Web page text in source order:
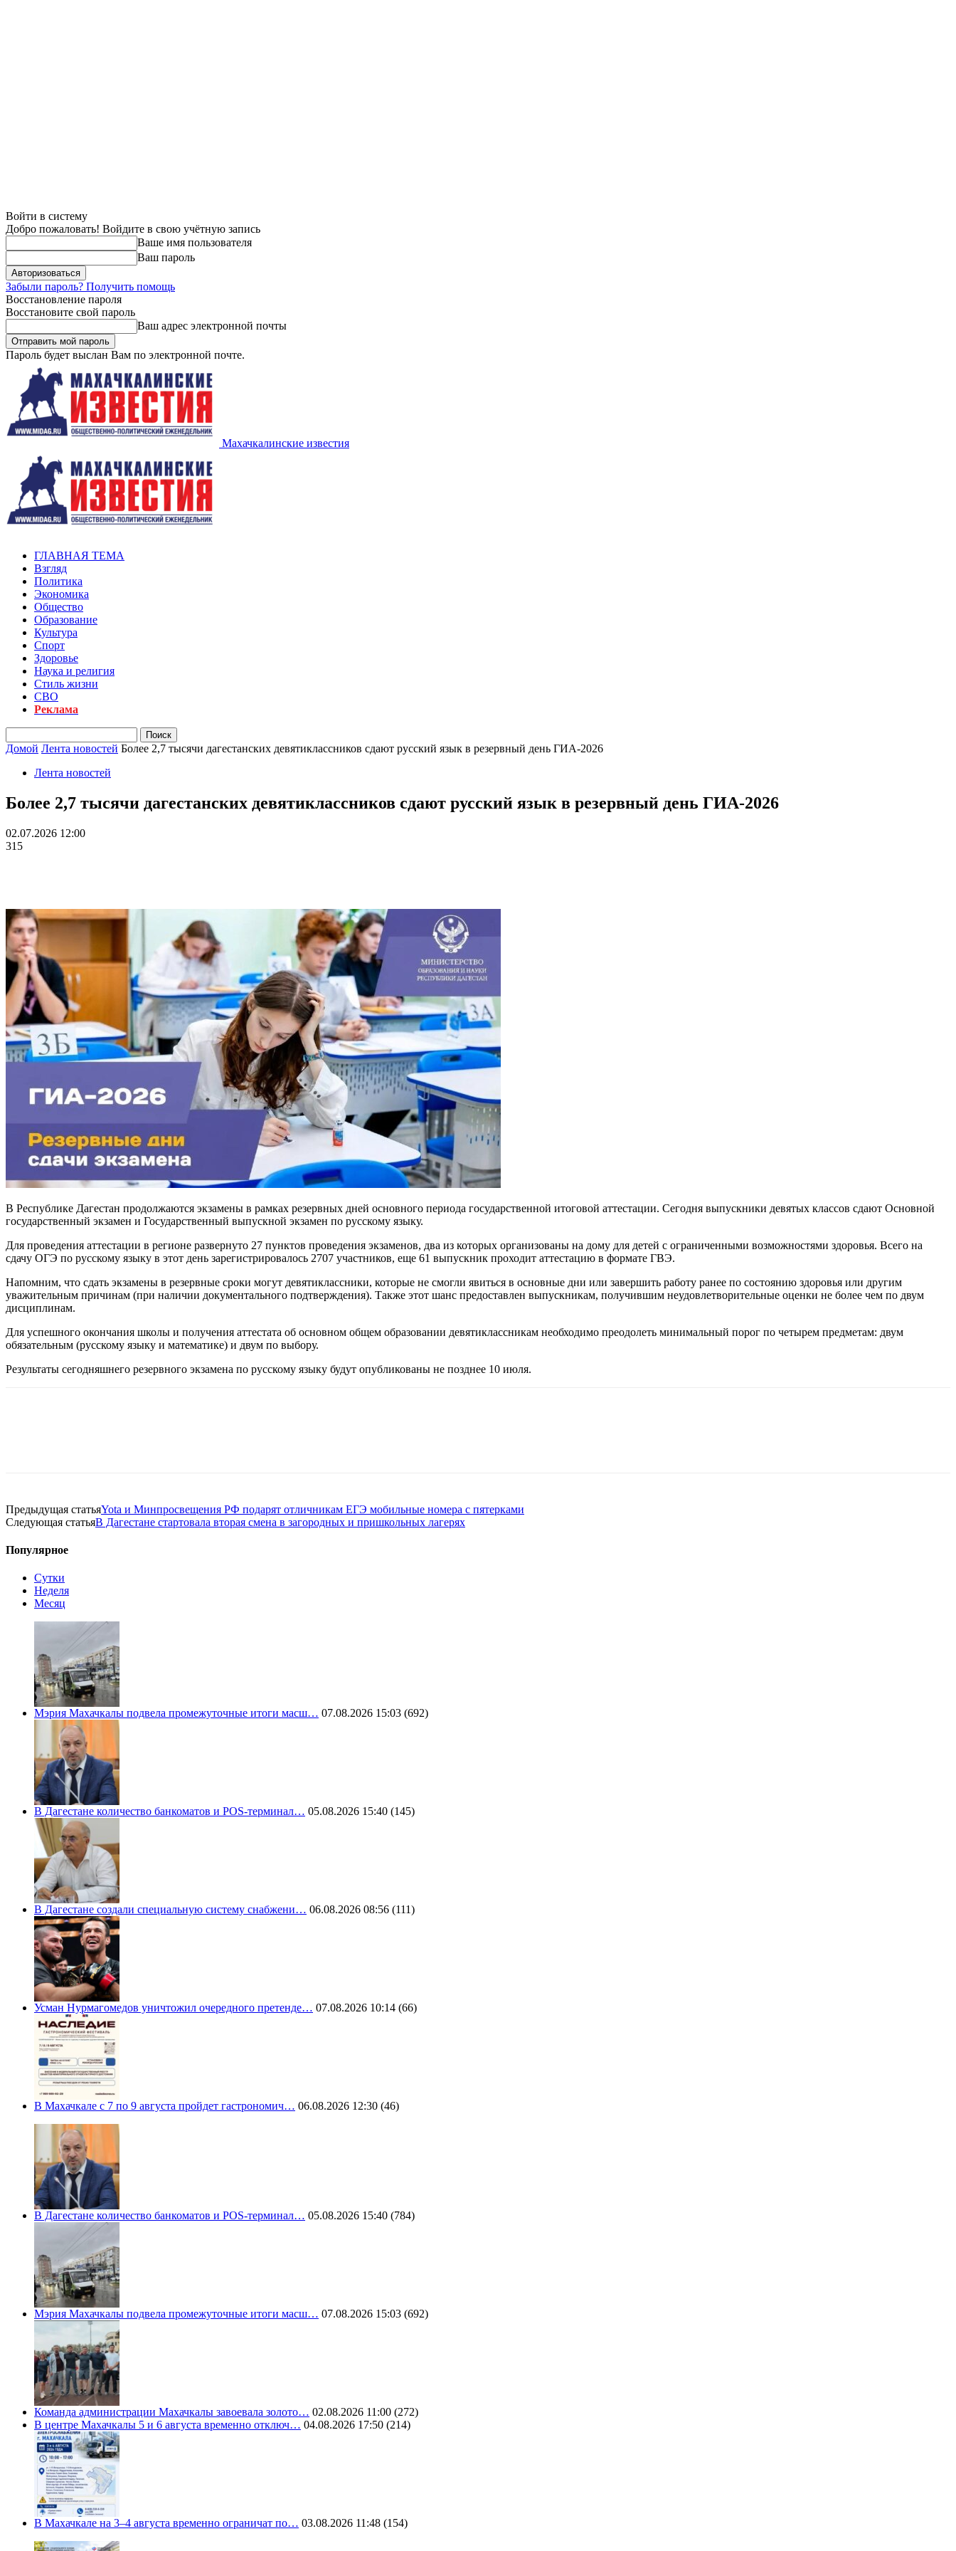
Войти в систему
Добро пожаловать! Войдите в свою учётную запись
Ваше имя пользователя
Ваш пароль
Забыли пароль? Получить помощь
Восстановление пароля
Восстановите свой пароль
Ваш адрес электронной почты
Пароль будет выслан Вам по электронной почте.
Махачкалинские известия
ГЛАВНАЯ ТЕМА
Взгляд
Политика
Экономика
Общество
Образование
Культура
Спорт
Здоровье
Наука и религия
Стиль жизни
СВО
Реклама
Домой Лента новостей Более 2,7 тысячи дагестанских девятиклассников сдают русский язык в резервный день ГИА-2026
Лента новостей
Более 2,7 тысячи дагестанских девятиклассников сдают русский язык в резервный день ГИА-2026
02.07.2026 12:00
315
В Республике Дагестан продолжаются экзамены в рамках резервных дней основного периода государственной итоговой аттестации. Сегодня выпускники девятых классов сдают Основной
государственный экзамен и Государственный выпускной экзамен по русскому языку.
Для проведения аттестации в регионе развернуто 27 пунктов проведения экзаменов, два из которых организованы на дому для детей с ограниченными возможностями здоровья. Всего на
сдачу ОГЭ по русскому языку в этот день зарегистрировалось 2707 участников, еще 61 выпускник проходит аттестацию в формате ГВЭ.
Напомним, что сдать экзамены в резервные сроки могут девятиклассники, которые не смогли явиться в основные дни или завершить работу ранее по состоянию здоровья или другим
уважительным причинам (при наличии документального подтверждения). Также этот шанс предоставлен выпускникам, получившим неудовлетворительные оценки не более чем по двум
дисциплинам.
Для успешного окончания школы и получения аттестата об основном общем образовании девятиклассникам необходимо преодолеть минимальный порог по четырем предметам: двум
обязательным (русскому языку и математике) и двум по выбору.
Результаты сегодняшнего резервного экзамена по русскому языку будут опубликованы не позднее 10 июля.
Предыдущая статьяYota и Минпросвещения РФ подарят отличникам ЕГЭ мобильные номера с пятерками
Следующая статьяВ Дагестане стартовала вторая смена в загородных и пришкольных лагерях
Популярное
Сутки
Неделя
Месяц
Мэрия Махачкалы подвела промежуточные итоги масш… 07.08.2026 15:03 (692)
В Дагестане количество банкоматов и POS-терминал… 05.08.2026 15:40 (145)
В Дагестане создали специальную систему снабжени… 06.08.2026 08:56 (111)
Усман Нурмагомедов уничтожил очередного претенде… 07.08.2026 10:14 (66)
В Махачкале с 7 по 9 августа пройдет гастрономич… 06.08.2026 12:30 (46)
В Дагестане количество банкоматов и POS-терминал… 05.08.2026 15:40 (784)
Мэрия Махачкалы подвела промежуточные итоги масш… 07.08.2026 15:03 (692)
Команда администрации Махачкалы завоевала золото… 02.08.2026 11:00 (272)
В центре Махачкалы 5 и 6 августа временно отключ… 04.08.2026 17:50 (214)
В Махачкале на 3–4 августа временно ограничат по… 03.08.2026 11:48 (154)